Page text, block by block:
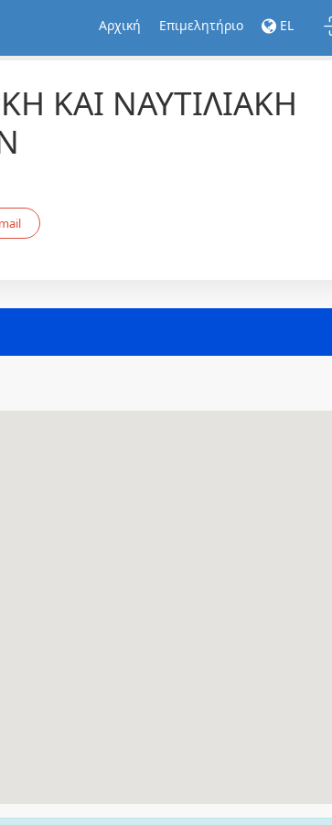
Αρχική Επιμελητήριο EL
ΚΑΙ ΝΑΥΤΙΛΙΑΚΗ